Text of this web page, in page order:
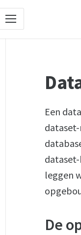
Een
leggen
De